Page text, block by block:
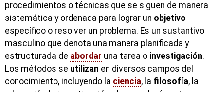
procedimientos o técnicas que se siguen de manera
sistemática y ordenada para lograr un objetivo
específico o resolver un problema. Es un sustantivo
masculino que denota una manera planificada y
estructurada de abordar una tarea o investigación.
Los métodos se utilizan en diversos campos del
conocimiento, incluyendo la ciencia, la filosofía, la